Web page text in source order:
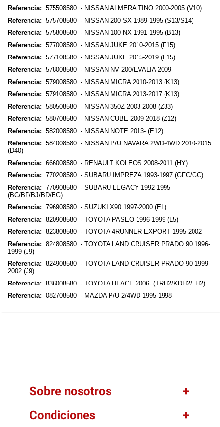
Referencia: 575508580 - NISSAN ALMERA TINO 2000-2005 (V10)
Referencia: 575708580 - NISSAN 200 SX 1989-1995 (S13/S14)
Referencia: 575808580 - NISSAN 100 NX 1991-1995 (B13)
Referencia: 577008580 - NISSAN JUKE 2010-2015 (F15)
Referencia: 577108580 - NISSAN JUKE 2015-2019 (F15)
Referencia: 578008580 - NISSAN NV 200/EVALIA 2009-
Referencia: 579008580 - NISSAN MICRA 2010-2013 (K13)
Referencia: 579108580 - NISSAN MICRA 2013-2017 (K13)
Referencia: 580508580 - NISSAN 350Z 2003-2008 (Z33)
Referencia: 580708580 - NISSAN CUBE 2009-2018 (Z12)
Referencia: 582008580 - NISSAN NOTE 2013- (E12)
Referencia: 584008580 - NISSAN P/U NAVARA 2WD-4WD 2010-2015
(D40)
Referencia: 666008580 - RENAULT KOLEOS 2008-2011 (HY)
Referencia: 770208580 - SUBARU IMPREZA 1993-1997 (GFC/GC)
Referencia: 770908580 - SUBARU LEGACY 1992-1995
(BC/BF/BJ/BD/BG)
Referencia: 796908580 - SUZUKI X90 1997-2000 (EL)
Referencia: 820908580 - TOYOTA PASEO 1996-1999 (L5)
Referencia: 823808580 - TOYOTA 4RUNNER EXPORT 1995-2002
Referencia: 824808580 - TOYOTA LAND CRUISER PRADO 90 1996-
1999 (J9)
Referencia: 824908580 - TOYOTA LAND CRUISER PRADO 90 1999-
2002 (J9)
Referencia: 836008580 - TOYOTA HI-ACE 2006- (TRH2/KDH2/LH2)
Referencia: 082708580 - MAZDA P/U 2/4WD 1995-1998
Sobre nosotros
Condiciones